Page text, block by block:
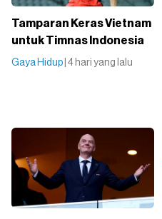
Tamparan Keras Vietnam
untuk Timnas Indonesia
Gaya Hidup | 4 hari yang lalu